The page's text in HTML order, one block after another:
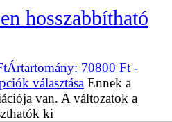
hosszabbítható
Ártartomány: 70800 Ft -
választása Ennek a
van. A változatok a
ki